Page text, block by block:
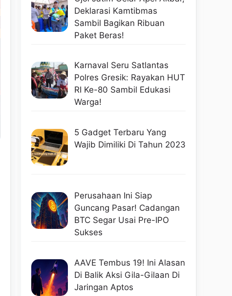
Deklarasi Kamtibmas
Sambil Bagikan Ribuan
Paket Beras!
Karnaval Seru Satlantas
Polres Gresik: Rayakan HUT
RI Ke-80 Sambil Edukasi
Warga!
5 Gadget Terbaru Yang
Wajib Dimiliki Di Tahun 2023
Perusahaan Ini Siap
Guncang Pasar! Cadangan
BTC Segar Usai Pre-IPO
Sukses
AAVE Tembus 19! Ini Alasan
Di Balik Aksi Gila-Gilaan Di
Jaringan Aptos